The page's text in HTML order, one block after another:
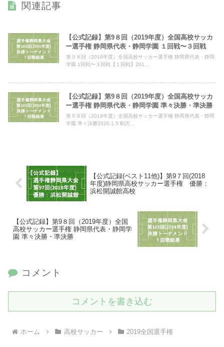
関連記事
【公式記録】第9８回（2019年度）全国高校サッカ
ー選手権 静岡県代表・静岡学園 １回戦〜３回戦
第９８回（2019年度）全国高校サッカー選手権 静岡県代表・静岡
学園 1回戦〜３回戦【１回戦】201...
【公式記録】第9８回（2019年度）全国高校サッカ
ー選手権 静岡県代表・静岡学園 準々決勝・準決勝
第９８回（2019年度）全国高校サッカー選手権 静岡県代表・静岡
学園 準々決勝2020.1.5 駒沢...
【公式記録(ベスト11他)】第9７回(2018
年度)静岡県高校サッカー選手権 優勝：
浜松開誠館高校
【公式記録】第9８回（2019年度）全国
高校サッカー選手権 静岡県代表・静岡学
園 準々決勝・準決勝
コメント
コメントを書き込む
ホーム 高校サッカー 2019全国選手権